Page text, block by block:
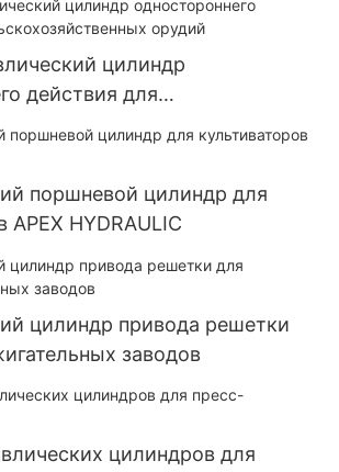
цилиндр
действия для
орудий
поршневой цилиндр для
APEX HYDRAULIC
цилиндр привода решетки
заводов
цилиндров для